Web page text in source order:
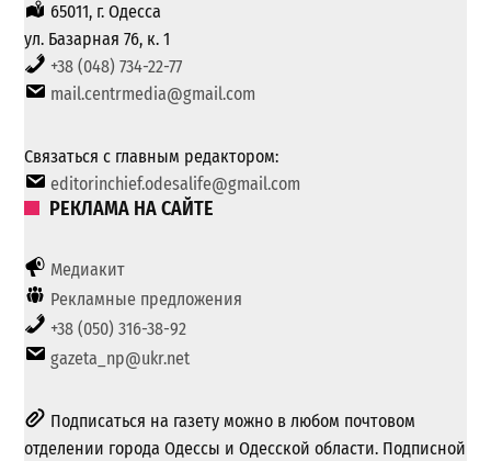
65011, г. Одесса
ул. Базарная 76, к. 1
+38 (048) 734-22-77
mail.centrmedia@gmail.com
Связаться с главным редактором:
editorinchief.odesalife@gmail.com
РЕКЛАМА НА САЙТЕ
Медиакит
Рекламные предложения
+38 (050) 316-38-92
gazeta_np@ukr.net
Подписаться на газету можно в любом почтовом
отделении города Одессы и Одесской области. Подписной